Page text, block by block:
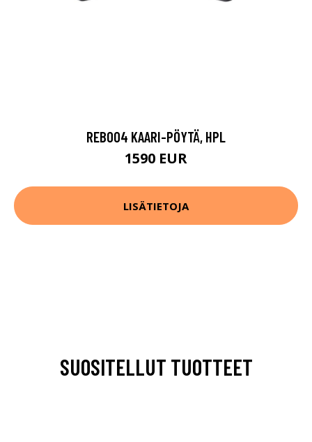
REB004 KAARI-PÖYTÄ, HPL
1590 EUR
LISÄTIETOJA
SUOSITELLUT TUOTTEET